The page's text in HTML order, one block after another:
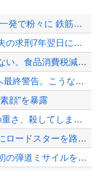
【悲報】 中国、橋の欄干が強風一発で粉々に 鉄筋ゼロ 当局「接着剤でくっつけただ...
【悲報】ジャンポケ斉藤の妻、夫の求刑7年翌日にウキウキでInstagram更新
【悲報】日本人、バカかもしれない。食品消費税減税（8%→1%）に93.2%が賛成...
PTA会長「PTA参加拒否した親へ最終警告。こうなってもいい？」
顔”を暴露
ジャンポケ斉藤に見る量刑7年の重さ、殺してしまい傷害致死罪を狙う方が量刑的には軽...
【爆笑】女、インスタ映えの為にロードスターを路肩に止めて記念撮影していたら後続車...
ウクライナがモスクワに向けて初の弾道ミサイルを発射か？！